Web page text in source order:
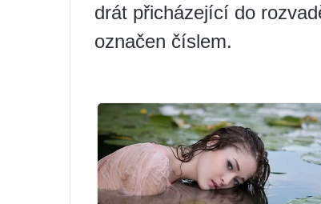
drát přicházející do
označen číslem.